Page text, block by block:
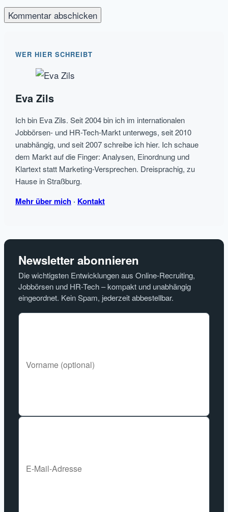
WER HIER SCHREIBT
Eva Zils
Ich bin Eva Zils. Seit 2004 bin ich im internationalen
Jobbörsen- und HR-Tech-Markt unterwegs, seit 2010
unabhängig, und seit 2007 schreibe ich hier. Ich schaue
dem Markt auf die Finger: Analysen, Einordnung und
Klartext statt Marketing-Versprechen. Dreisprachig, zu
Hause in Straßburg.
Mehr über mich · Kontakt
Newsletter abonnieren
Die wichtigsten Entwicklungen aus Online-Recruiting,
Jobbörsen und HR-Tech – kompakt und unabhängig
eingeordnet. Kein Spam, jederzeit abbestellbar.